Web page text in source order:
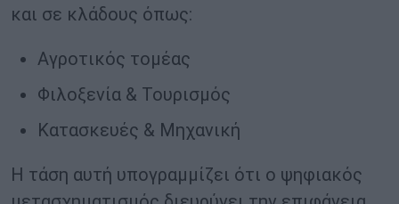
και σε κλάδους όπως:
Αγροτικός τομέας
Φιλοξενία & Τουρισμός
Κατασκευές & Μηχανική
Η τάση αυτή υπογραμμίζει ότι ο ψηφιακός